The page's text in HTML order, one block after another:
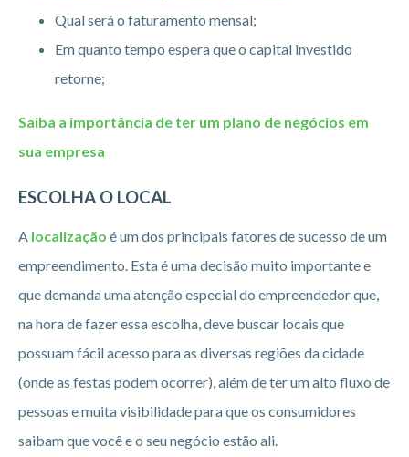
Qual será o faturamento mensal;
Em quanto tempo espera que o capital investido
retorne;
Saiba a importância de ter um plano de negócios em
sua empresa
ESCOLHA O LOCAL
A localização é um dos principais fatores de sucesso de um
empreendimento. Esta é uma decisão muito importante e
que demanda uma atenção especial do empreendedor que,
na hora de fazer essa escolha, deve buscar locais que
possuam fácil acesso para as diversas regiões da cidade
(onde as festas podem ocorrer), além de ter um alto fluxo de
pessoas e muita visibilidade para que os consumidores
saibam que você e o seu negócio estão ali.